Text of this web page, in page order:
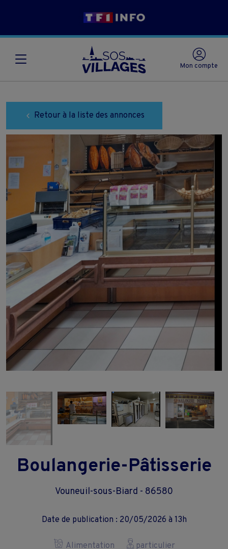
Mon compte
Retour à la liste des annonces
Boulangerie-Pâtisserie
Vouneuil-sous-Biard - 86580
Date de publication : 20/05/2026 à 13h
Alimentation particulier